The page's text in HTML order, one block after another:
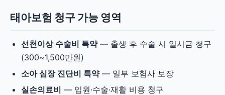
태아보험 청구 가능 영역
선천이상 수술비 특약— 출생 후 수술 시 일시금 청구
(300~1,500만원)
소아 심장 진단비 특약— 일부 보험사 보장
실손의료비 — 입원·수술·재활 비용 청구